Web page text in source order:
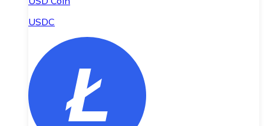
USDC